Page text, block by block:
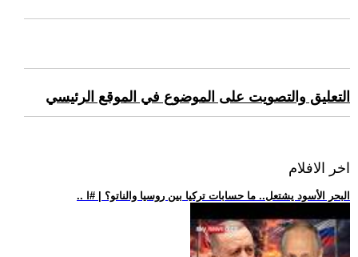
التعليق والتصويت على الموضوع في الموقع الرئيسي
اخر الافلام
.. البحر الأسود يشتعل.. ما حسابات تركيا بين روسيا والناتو؟ | #ا